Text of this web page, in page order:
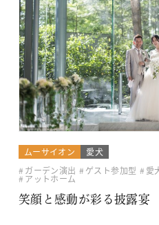
ムーサイオン
愛犬
ガーデン演出
ゲスト参加型 愛
アットホーム
笑顔と感動が彩る披露宴